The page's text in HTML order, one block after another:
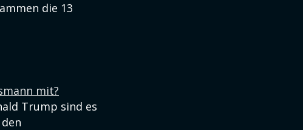
die 13
mit?
Trump sind es